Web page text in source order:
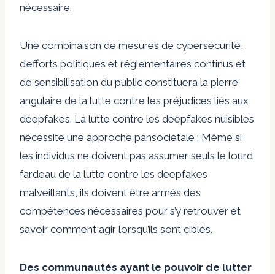
nécessaire.
Une combinaison de mesures de cybersécurité,
d’efforts politiques et réglementaires continus et
de sensibilisation du public constituera la pierre
angulaire de la lutte contre les préjudices liés aux
deepfakes. La lutte contre les deepfakes nuisibles
nécessite une approche pansociétale ; Même si
les individus ne doivent pas assumer seuls le lourd
fardeau de la lutte contre les deepfakes
malveillants, ils doivent être armés des
compétences nécessaires pour s’y retrouver et
savoir comment agir lorsqu’ils sont ciblés.
Des communautés ayant le pouvoir de lutter